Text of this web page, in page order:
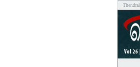
Thendral